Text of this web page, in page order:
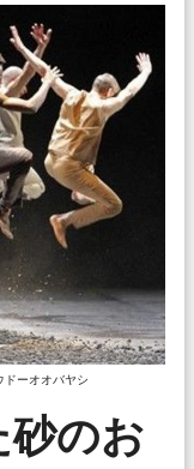
ドーオオバヤシ
砂のお